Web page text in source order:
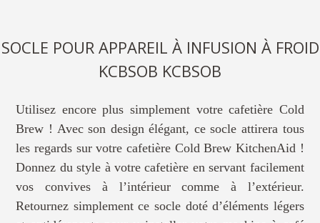
SOCLE POUR APPAREIL À INFUSION À FROID
KCBSOB KCBSOB
Utilisez encore plus simplement votre cafetière Cold
Brew ! Avec son design élégant, ce socle attirera tous
les regards sur votre cafetière Cold Brew KitchenAid !
Donnez du style à votre cafetière en servant facilement
vos convives à l’intérieur comme à l’extérieur.
Retournez simplement ce socle doté d’éléments légers